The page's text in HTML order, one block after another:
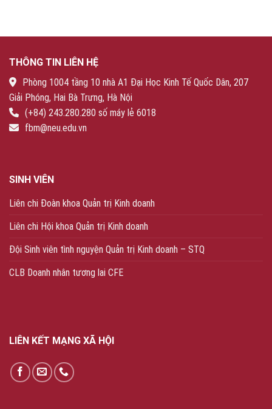
THÔNG TIN LIÊN HỆ
Phòng 1004 tầng 10 nhà A1 Đại Học Kinh Tế Quốc Dân, 207
Giải Phóng, Hai Bà Trưng, Hà Nội
(+84) 243.280.280 số máy lẻ 6018
fbm@neu.edu.vn
SINH VIÊN
Liên chi Đoàn khoa Quản trị Kinh doanh
Liên chi Hội khoa Quản trị Kinh doanh
Đội Sinh viên tình nguyện Quản trị Kinh doanh – STQ
CLB Doanh nhân tương lai CFE
LIÊN KẾT MẠNG XÃ HỘI